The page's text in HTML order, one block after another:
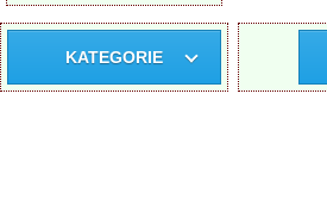
KATEGORIE